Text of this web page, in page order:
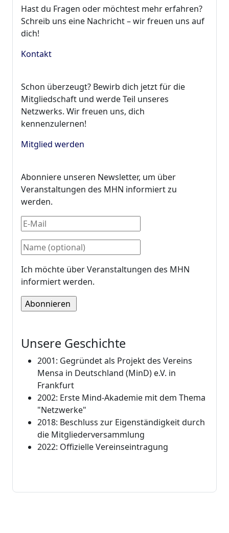
Hast du Fragen oder möchtest mehr erfahren?
Schreib uns eine Nachricht – wir freuen uns auf
dich!
Kontakt
Schon überzeugt? Bewirb dich jetzt für die
Mitgliedschaft und werde Teil unseres
Netzwerks. Wir freuen uns, dich
kennenzulernen!
Mitglied werden
Abonniere unseren Newsletter, um über
Veranstaltungen des MHN informiert zu
werden.
Ich möchte über Veranstaltungen des MHN
informiert werden.
Unsere Geschichte
2001: Gegründet als Projekt des Vereins
Mensa in Deutschland (MinD) e.V. in
Frankfurt
2002: Erste Mind-Akademie mit dem Thema
"Netzwerke"
2018: Beschluss zur Eigenständigkeit durch
die Mitgliederversammlung
2022: Offizielle Vereinseintragung